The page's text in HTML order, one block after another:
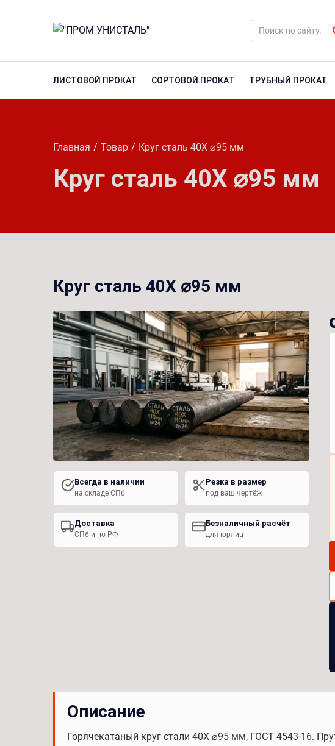
ЛИСТОВОЙ ПРОКАТ СОРТОВОЙ ПРОКАТ ТРУБНЫЙ ПРОКАТ
Главная Товар Круг сталь 40Х ⌀95 мм
Круг сталь 40Х ⌀95 мм
Круг сталь 40Х ⌀95 мм
Всегда в наличии
на складе СПб
Резка в размер
под ваш чертёж
Доставка
СПб и по РФ
Безналичный расчёт
для юрлиц
Описание
Горячекатаный круг стали 40Х ⌀95 мм, ГОСТ 4543-16.